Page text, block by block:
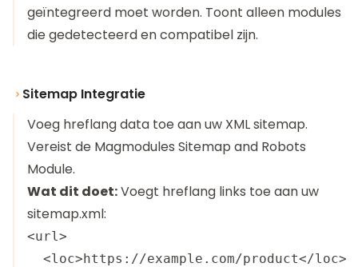
geïntegreerd moet worden. Toont alleen modules
die gedetecteerd en compatibel zijn.
Sitemap Integratie
Voeg hreflang data toe aan uw XML sitemap.
Vereist de Magmodules Sitemap and Robots
Module.
Wat dit doet:Voegt hreflang links toe aan uw
sitemap.xml:
<url>
  <loc>https://example.com/product</loc>